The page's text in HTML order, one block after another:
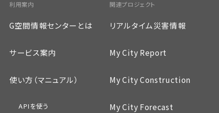
利用案内
G空間情報センターとは
サービス案内
使い方（マニュアル）
APIを使う
関連プロジェクト
リアルタイム災害情報
My City Report
My City Construction
My City Forecast